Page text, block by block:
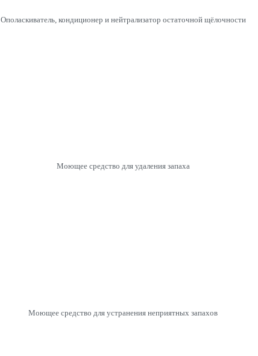
Ополаскиватель, кондиционер и нейтрализатор остаточной щёлочности
Моющее средство для удаления запаха
Моющее средство для устранения неприятных запахов